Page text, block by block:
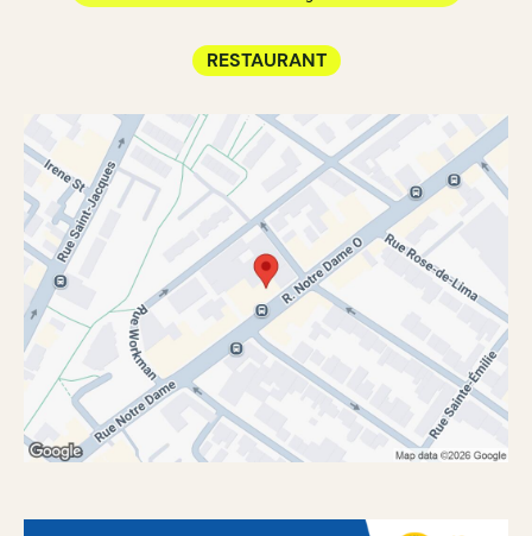
RESTAURANT